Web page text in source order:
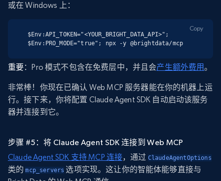
或在 Windows 上：
$Env:API_TOKEN="<YOUR_BRIGHT_DATA_API>";
$Env:PRO_MODE="true"; npx -y @brightdata/mcp
Copy
重要：Pro 模式不包含在免费层中，并且会产生额外费用。
非常棒！你现在已确认 Web MCP 服务器能在你的机器上运
行。接下来，你将配置 Claude Agent SDK 自动启动该服务
器并连接到它。
步骤 #5：将 Claude Agent SDK 连接到 Web MCP
Claude Agent SDK 支持 MCP 连接，通过 ClaudeAgentOptions
类的mcp_servers 选项实现。这让你的智能体能够直接与